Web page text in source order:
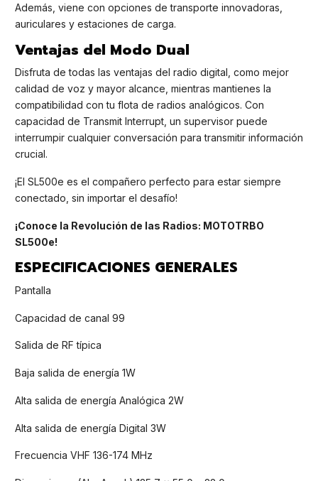
Además, viene con opciones de transporte innovadoras,
auriculares y estaciones de carga.
Ventajas del Modo Dual
Disfruta de todas las ventajas del radio digital, como mejor
calidad de voz y mayor alcance, mientras mantienes la
compatibilidad con tu flota de radios analógicos. Con
capacidad de Transmit Interrupt, un supervisor puede
interrumpir cualquier conversación para transmitir información
crucial.
¡El SL500e es el compañero perfecto para estar siempre
conectado, sin importar el desafío!
¡Conoce la Revolución de las Radios: MOTOTRBO
SL500e!
ESPECIFICACIONES GENERALES
Pantalla
Capacidad de canal 99
Salida de RF típica
Baja salida de energía 1W
Alta salida de energía Analógica 2W
Alta salida de energía Digital 3W
Frecuencia VHF 136-174 MHz